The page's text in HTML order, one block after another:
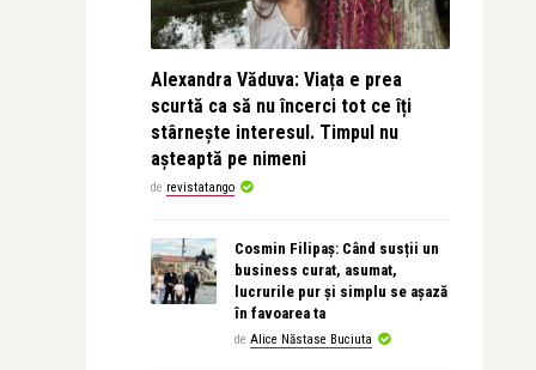
Alexandra Văduva: Viața e prea
scurtă ca să nu încerci tot ce îți
stârnește interesul. Timpul nu
așteaptă pe nimeni
de revistatango
Cosmin Filipaș: Când susții un
business curat, asumat,
lucrurile pur și simplu se așază
în favoarea ta
de Alice Năstase Buciuta